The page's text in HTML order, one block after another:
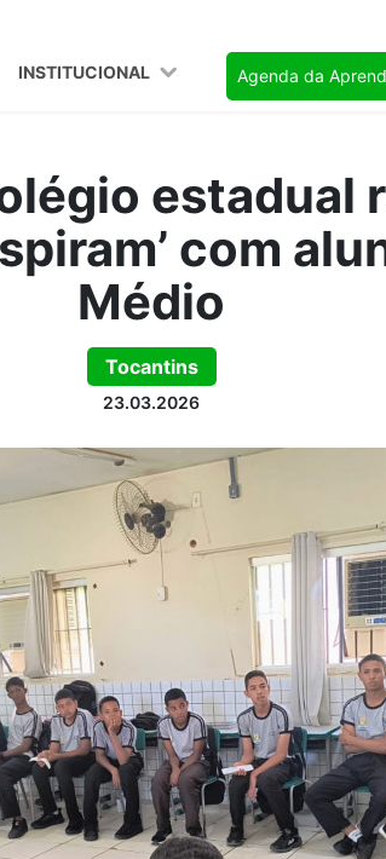
INSTITUCIONAL Agenda da
estadual
com
Médio
Tocantins
23.03.2026